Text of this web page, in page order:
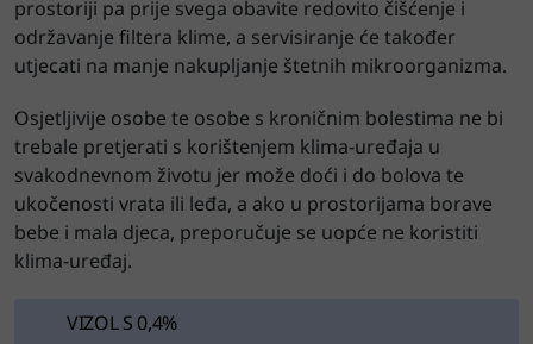
prostoriji pa prije svega obavite redovito čišćenje i
održavanje filtera klime, a servisiranje će također
utjecati na manje nakupljanje štetnih mikroorganizma.
Osjetljivije osobe te osobe s kroničnim bolestima ne bi
trebale pretjerati s korištenjem klima-uređaja u
svakodnevnom životu jer može doći i do bolova te
ukočenosti vrata ili leđa, a ako u prostorijama borave
bebe i mala djeca, preporučuje se uopće ne koristiti
klima-uređaj.
VIZOL S 0,4%